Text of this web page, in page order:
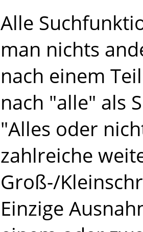
Alle
man nichts
nach einem
nach "alle" als
"Alles oder
zahlreiche
Groß-/
Einzige